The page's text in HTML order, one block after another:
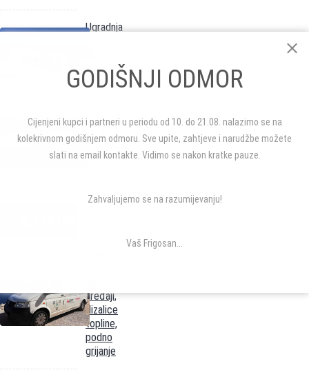
Ugradnja
multi
sustava
Vakumski
solarni
kolektori
za toplu
uređaji,
dizalice
topline,
podno
grijanje
GODIŠNJI ODMOR
Cijenjeni kupci i partneri u periodu od 10. do 21.08. nalazimo se na
kolekrivnom godišnjem odmoru. Sve upite, zahtjeve i narudžbe možete
slati na email kontakte. Vidimo se nakon kratke pauze.
Zahvaljujemo se na razumijevanju!
Vaš Frigosan...